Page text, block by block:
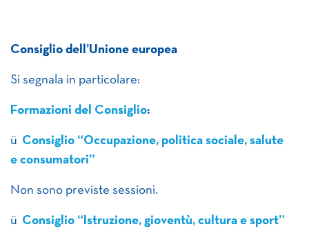
Consiglio dell’Unione europea
Si segnala in particolare:
Formazioni del Consiglio:
ü Consiglio “Occupazione, politica sociale, salute
e consumatori”
Non sono previste sessioni.
ü Consiglio “Istruzione, gioventù, cultura e sport”